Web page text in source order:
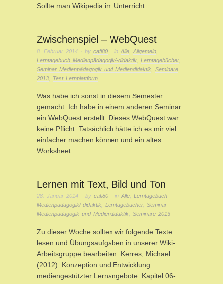
Sollte man Wikipedia im Unterricht…
Zwischenspiel – WebQuest
8. Februar 2014 · by cafi80 · in Alle Allgemein
Lerntagebuch Medienpädagogik/-didaktik
Lerntagebücher,
Seminar Medienpädagogik und Mediendidaktik
Seminare
2013
Test Lernplattform
Was habe ich sonst in diesem Semester
gemacht. Ich habe in einem anderen Seminar
ein WebQuest erstellt. Dieses WebQuest war
keine Pflicht. Tatsächlich hätte ich es mir viel
einfacher machen können und ein altes
Worksheet…
Lernen mit Text, Bild und Ton
28. Januar 2014 · by cafi80 · in Alle
Lerntagebuch
Medienpädagogik/-didaktik
Lerntagebücher, Seminar
Medienpädagogik und Mediendidaktik
Seminare 2013
Zu dieser Woche sollten wir folgende Texte
lesen und Übungsaufgaben in unserer Wiki-
Arbeitsgruppe bearbeiten. Kerres, Michael
(2012). Konzeption und Entwicklung
mediengestützter Lernangebote. Kapitel 06-